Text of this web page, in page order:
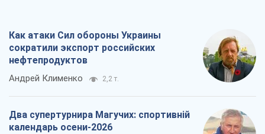
Как атаки Сил обороны Украины
сократили экспорт российских
нефтепродуктов
Андрей Клименко 2,2 т.
Два супертурнира Магучих: спортивній
календарь осени-2026